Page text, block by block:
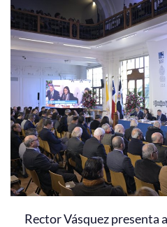
Rector Vásquez presenta